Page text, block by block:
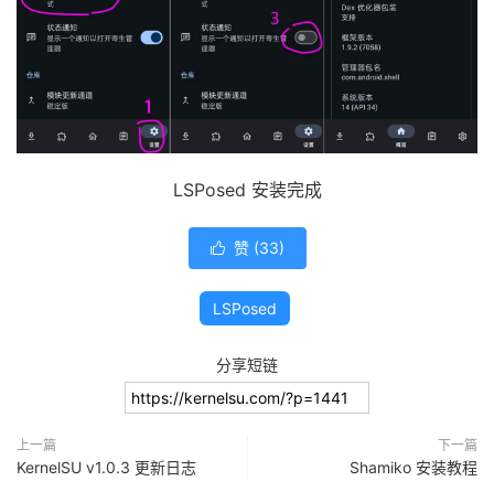
LSPosed 安装完成
 赞 (33)
LSPosed
分享短链
上一篇
KernelSU v1.0.3 更新日志
下一篇
Shamiko 安装教程